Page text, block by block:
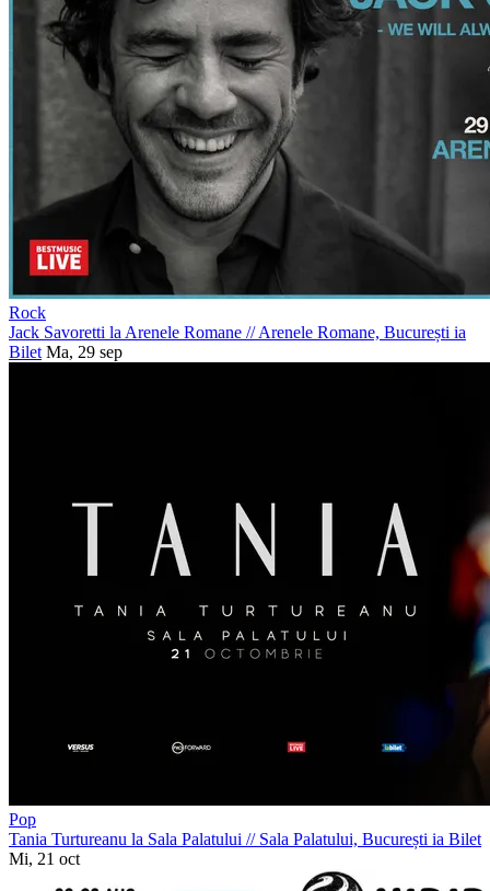
Rock
Jack Savoretti la Arenele Romane //Arenele Romane, București ia
Bilet Ma, 29 sep
Pop
Tania Turtureanu la Sala Palatului //Sala Palatului, București ia Bilet
Mi, 21 oct